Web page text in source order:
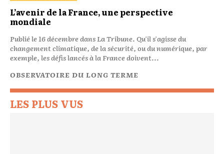
L’avenir de la France, une perspective
mondiale
Publié le 16 décembre dans La Tribune. Qu'il s'agisse du
changement climatique, de la sécurité, ou du numérique, par
exemple, les défis lancés à la France doivent...
OBSERVATOIRE DU LONG TERME
LES PLUS VUS